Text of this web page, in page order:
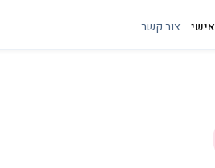
צור קשר